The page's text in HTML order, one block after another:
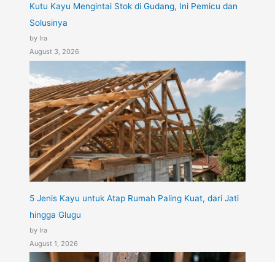
Kutu Kayu Mengintai Stok di Gudang, Ini Pemicu dan
Solusinya
by Ira
August 3, 2026
5 Jenis Kayu untuk Atap Rumah Paling Kuat, dari Jati
hingga Glugu
by Ira
August 1, 2026